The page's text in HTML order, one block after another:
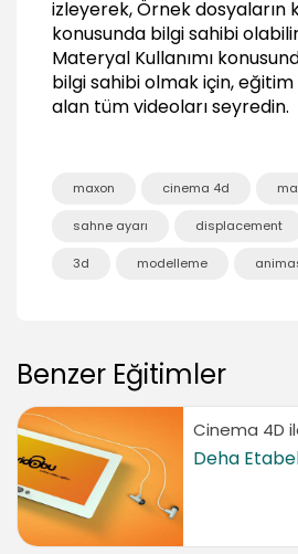
Materyalin aktif olduğu
01:26
Set Selection Özelliği
01:55
Layer Mantığı
Sonuç
izleyerek, Örnek dosyaların
konusunda bilgi sahibi
Materyal Kullanımı
bilgi sahibi olmak için,
alan tüm videoları seyredin.
maxon cinema 4d
sahne ayarı displacement
3d modelleme
Benzer Eğitimler
Cinema 4D
Deha